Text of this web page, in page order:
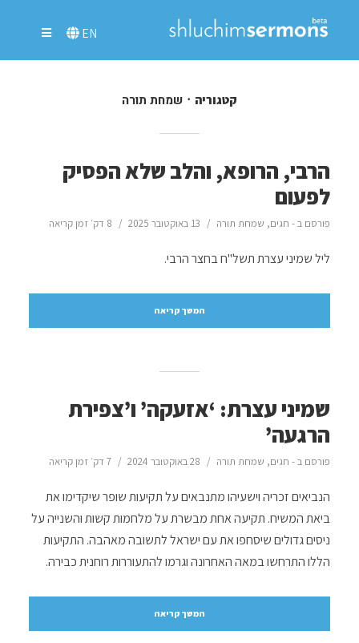
EN
קטגוריה שמחת תורה
הרבי, הרופא, והלב שלא הפסיק
לפעום
פורסם ב - חגים, שמחת תורה 13 באוקטובר 2025 8 דק׳ זמן קריאה
ליל שמיני עצרת תשל"ח בחצר הרבי.
המשך קריאה
שמיני עצרת: ‘אזעקה’ ו’צפירת
הרגעה’
פורסם ב - חגים, שמחת תורה 28 באוקטובר 2024 7 דק׳ זמן קריאה
הנביאים זכריה וישעיהו מתנבאים על תקיעות שופר שיקדימו את
ביאת המשיח. תקיעה אחת מבשרת על מלחמות קשות והשנייה על
ניסים גדולים שיסחפו את עם ישראל לתשובה מאהבה. התקיעות
הללו התרחשו במאה האחרונה וגרמו להתעוררות רוחנית כבירה.
המשך קריאה